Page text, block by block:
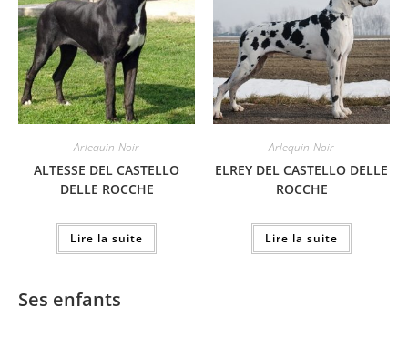
Arlequin-Noir
ALTESSE DEL CASTELLO
DELLE ROCCHE
Lire la suite
Arlequin-Noir
ELREY DEL CASTELLO DELLE
ROCCHE
Lire la suite
Ses enfants